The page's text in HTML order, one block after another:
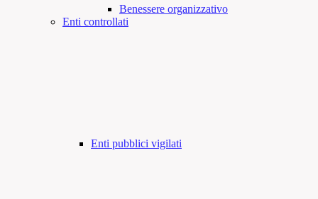
Benessere organizzativo
Enti controllati
Enti pubblici vigilati